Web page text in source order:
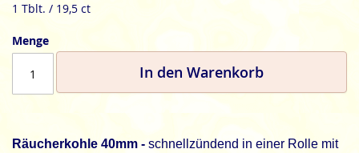
1 Tblt. / 19,5 ct
Menge
In den Warenkorb
Räucherkohle 40mm - schnellzündend in einer Rolle mit